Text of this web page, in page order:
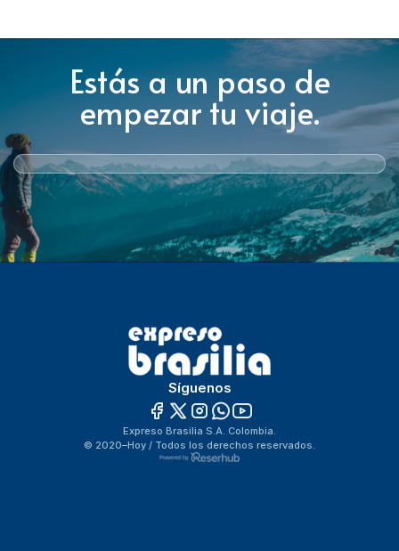
Estás a un paso de
empezar tu viaje.
Síguenos
Expreso Brasilia S.A. Colombia.
© 2020–Hoy / Todos los derechos reservados.